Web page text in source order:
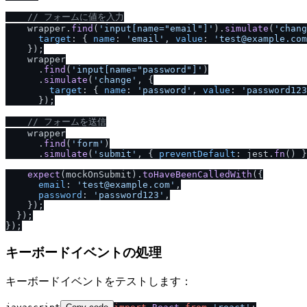
// フォームに値を入力
    wrapper.
find ( 'input[name="email"]' ). simulate (
target : { name : 'email' , value :
    });
    wrapper
      .
find ( 'input[name="password"]' )
      .
simulate ( 'change' , {
target : { name : 'password' , value :
      });
// フォームを送信
    wrapper
      .
find ( 'form' )
      .
simulate ( 'submit' , { preventDefault : jest. fn ()
expect (mockOnSubmit). toHaveBeenCalledWith ({
email : 'test@example.com' ,
password : 'password123' ,
    });
  });
キーボードイベントの処理
キーボードイベントをテストします：